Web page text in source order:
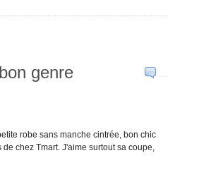
…
genre
robe sans manche cintrée, bon chic
chez Tmart. J'aime surtout sa coupe,